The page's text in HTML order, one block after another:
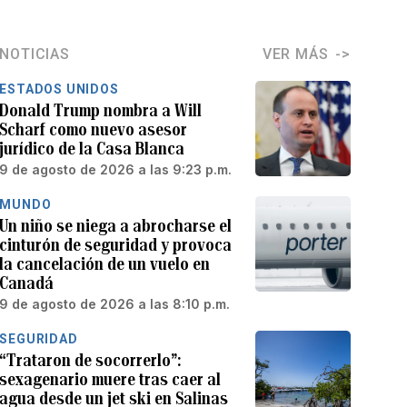
NOTICIAS VER MÁS
ESTADOS UNIDOS
Donald Trump nombra a Will
Scharf como nuevo asesor
jurídico de la Casa Blanca
9 de agosto de 2026 a las 9:23 p.m.
MUNDO
Un niño se niega a abrocharse el
cinturón de seguridad y provoca
la cancelación de un vuelo en
Canadá
9 de agosto de 2026 a las 8:10 p.m.
SEGURIDAD
“Trataron de socorrerlo”:
sexagenario muere tras caer al
agua desde un jet ski en Salinas